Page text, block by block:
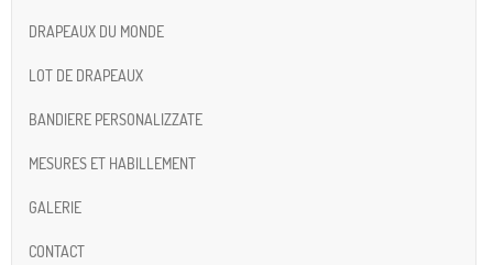
DRAPEAUX DU MONDE
LOT DE DRAPEAUX
BANDIERE PERSONALIZZATE
MESURES ET HABILLEMENT
GALERIE
CONTACT